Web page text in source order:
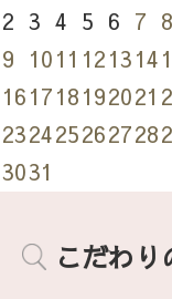
2 3 4 5 6 7 8
9 1011 121314
161718192021
232425262728
3031
こだわ